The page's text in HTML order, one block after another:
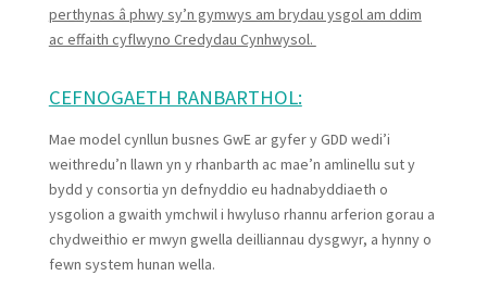
perthynas â phwy sy’n gymwys am brydau ysgol am ddim
ac effaith cyflwyno Credydau Cynhwysol.
CEFNOGAETH RANBARTHOL:
Mae model cynllun busnes GwE ar gyfer y GDD wedi’i
weithredu’n llawn yn y rhanbarth ac mae’n amlinellu sut y
bydd y consortia yn defnyddio eu hadnabyddiaeth o
ysgolion a gwaith ymchwil i hwyluso rhannu arferion gorau a
chydweithio er mwyn gwella deilliannau dysgwyr, a hynny o
fewn system hunan wella.